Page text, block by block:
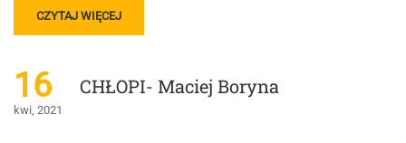
READ
MORE
CHŁOPI
–
BOHATEROWIE,
CZYTAJ WIĘCEJ
16
kwi, 2021
CHŁOPI- Maciej Boryna